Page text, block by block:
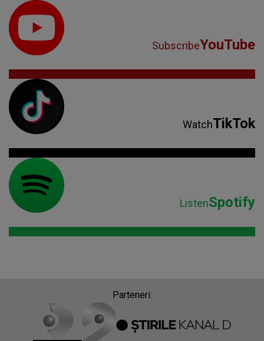
SubscribeYouTube
WatchTikTok
ListenSpotify
Parteneri: